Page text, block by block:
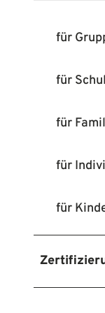
für
für
für
für
für